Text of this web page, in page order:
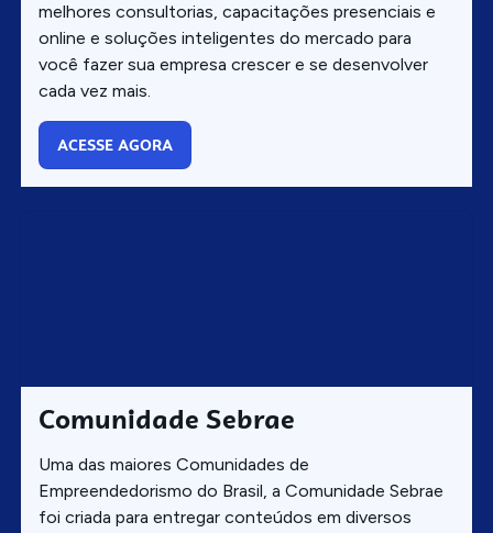
melhores consultorias, capacitações presenciais e
online e soluções inteligentes do mercado para
você fazer sua empresa crescer e se desenvolver
cada vez mais.
ACESSE AGORA
Comunidade Sebrae
Uma das maiores Comunidades de
Empreendedorismo do Brasil, a Comunidade Sebrae
foi criada para entregar conteúdos em diversos